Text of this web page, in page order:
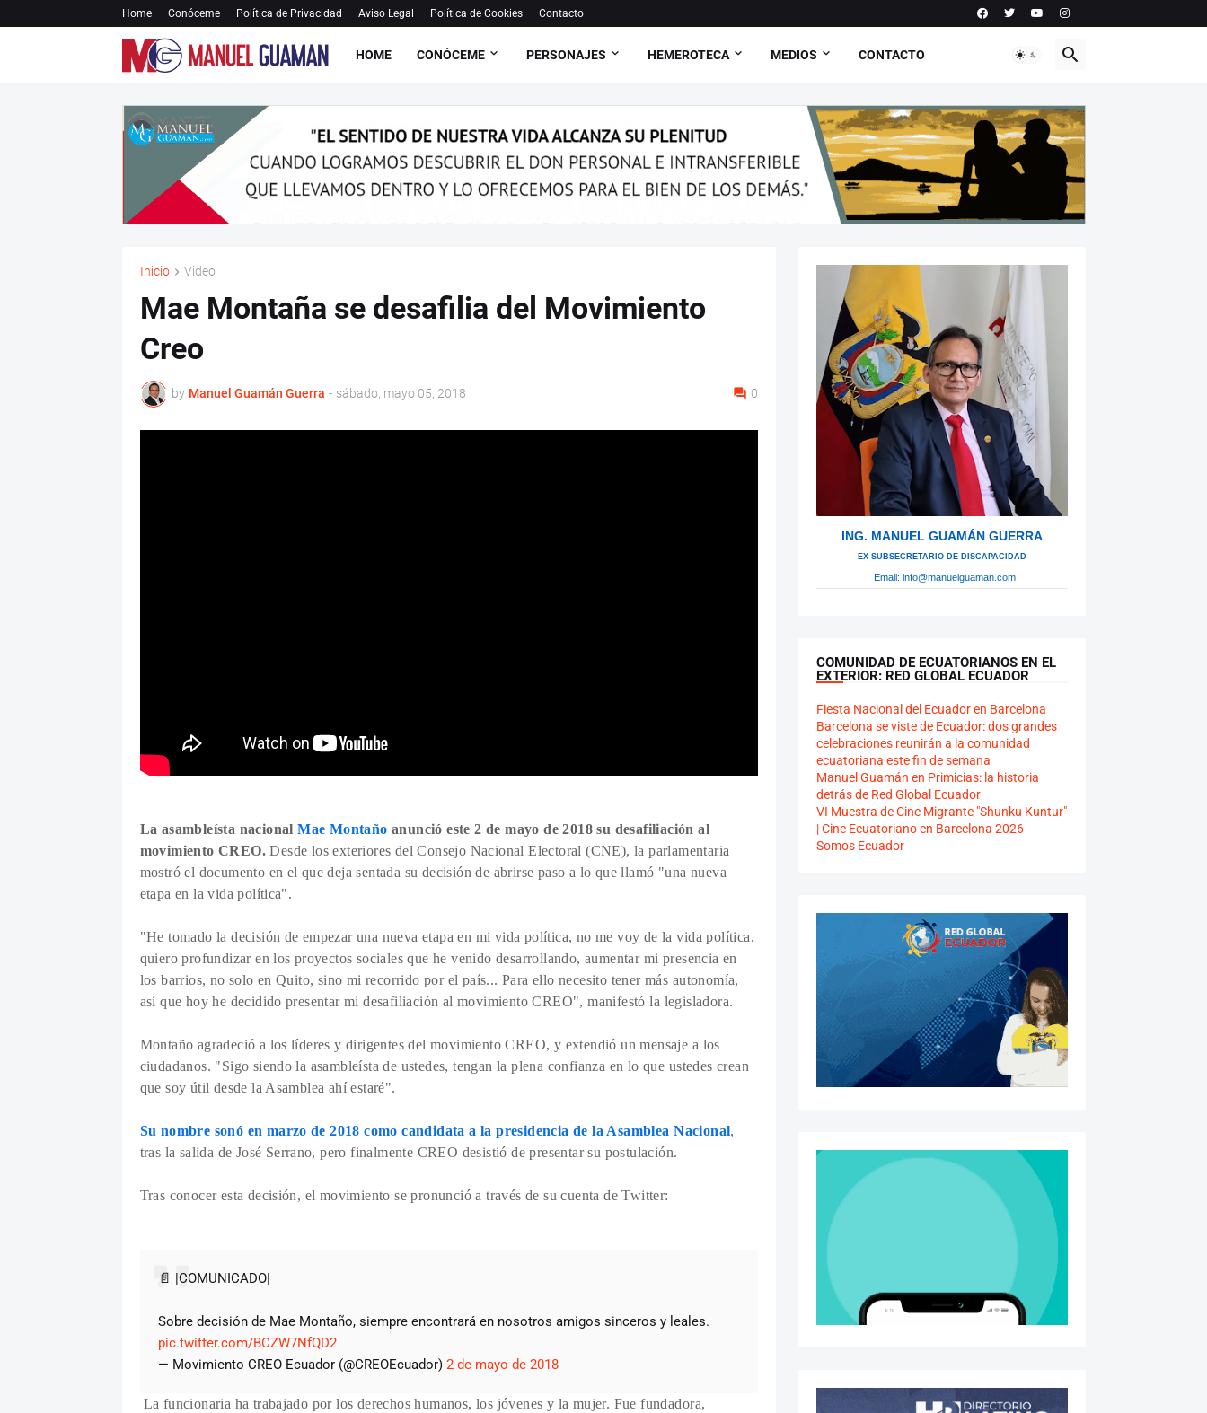
Home Conóceme Política de Privacidad Aviso Legal Política de Cookies Contacto
HOME CONÓCEME PERSONAJES HEMEROTECA MEDIOS CONTACTO
Inicio Video
Mae Montaña se desafilia del Movimiento
Creo
by Manuel Guamán Guerra - sábado, mayo 05, 2018 0
La asambleísta nacionalMae Montaño anunció este 2 de mayo de 2018 su desafiliación al
movimiento CREO.Desde los exteriores del Consejo Nacional Electoral (CNE), la parlamentaria
mostró el documento en el que deja sentada su decisión de abrirse paso a lo que llamó "una nueva
etapa en la vida política".
"He tomado la decisión de empezar una nueva etapa en mi vida política, no me voy de la vida política,
quiero profundizar en los proyectos sociales que he venido desarrollando, aumentar mi presencia en
los barrios, no solo en Quito, sino mi recorrido por el país... Para ello necesito tener más autonomía,
así que hoy he decidido presentar mi desafiliación al movimiento CREO", manifestó la legisladora.
Montaño agradeció a los líderes y dirigentes del movimiento CREO, y extendió un mensaje a los
ciudadanos. "Sigo siendo la asambleísta de ustedes, tengan la plena confianza en lo que ustedes crean
que soy útil desde la Asamblea ahí estaré".
Su nombre sonó en marzo de 2018 como candidata a la presidencia de la Asamblea Nacional,
tras la salida de José Serrano, pero finalmente CREO desistió de presentar su postulación.
Tras conocer esta decisión, el movimiento se pronunció a través de su cuenta de Twitter:
📄 |COMUNICADO|
Sobre decisión de Mae Montaño, siempre encontrará en nosotros amigos sinceros y leales.
pic.twitter.com/BCZW7NfQD2
— Movimiento CREO Ecuador (@CREOEcuador) 2 de mayo de 2018
La funcionaria ha trabajado por los derechos humanos, los jóvenes y la mujer. Fue fundadora,
ING. MANUEL GUAMÁN GUERRA
Ex Subsecretario de Discapacidad
Email: info@manuelguaman.com
COMUNIDAD DE ECUATORIANOS EN EL
EXTERIOR: RED GLOBAL ECUADOR
Fiesta Nacional del Ecuador en Barcelona
Barcelona se viste de Ecuador: dos grandes
celebraciones reunirán a la comunidad
ecuatoriana este fin de semana
Manuel Guamán en Primicias: la historia
detrás de Red Global Ecuador
VI Muestra de Cine Migrante "Shunku Kuntur"
| Cine Ecuatoriano en Barcelona 2026
Somos Ecuador